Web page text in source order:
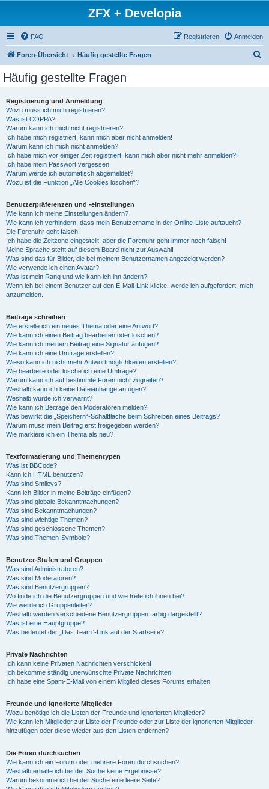
ZFX + Developia
FAQ Anmelden
Registrieren
Foren-Übersicht Häufig gestellte Fragen
Häufig gestellte Fragen
Registrierung und Anmeldung
Wozu muss ich mich registrieren?
Was ist COPPA?
Warum kann ich mich nicht registrieren?
Ich habe mich registriert, kann mich aber nicht anmelden!
Warum kann ich mich nicht anmelden?
Ich habe mich vor einiger Zeit registriert, kann mich aber nicht mehr anmelden?!
Ich habe mein Passwort vergessen!
Warum werde ich automatisch abgemeldet?
Wozu ist die Funktion „Alle Cookies löschen“?
Benutzerpräferenzen und -einstellungen
Wie kann ich meine Einstellungen ändern?
Wie kann ich verhindern, dass mein Benutzername in der Online-Liste auftaucht?
Die Forenuhr geht falsch!
Ich habe die Zeitzone eingestellt, aber die Forenuhr geht immer noch falsch!
Meine Sprache steht auf diesem Board nicht zur Auswahl!
Was sind das für Bilder, die bei meinem Benutzernamen angezeigt werden?
Wie verwende ich einen Avatar?
Was ist mein Rang und wie kann ich ihn ändern?
Wenn ich bei einem Benutzer auf den E-Mail-Link klicke, werde ich aufgefordert, mich
anzumelden.
Beiträge schreiben
Wie erstelle ich ein neues Thema oder eine Antwort?
Wie kann ich einen Beitrag bearbeiten oder löschen?
Wie kann ich meinem Beitrag eine Signatur anfügen?
Wie kann ich eine Umfrage erstellen?
Wieso kann ich nicht mehr Antwortmöglichkeiten erstellen?
Wie bearbeite oder lösche ich eine Umfrage?
Warum kann ich auf bestimmte Foren nicht zugreifen?
Weshalb kann ich keine Dateianhänge anfügen?
Weshalb wurde ich verwarnt?
Wie kann ich Beiträge den Moderatoren melden?
Was bewirkt die „Speichern“-Schaltfläche beim Schreiben eines Beitrags?
Warum muss mein Beitrag erst freigegeben werden?
Wie markiere ich ein Thema als neu?
Textformatierung und Thementypen
Was ist BBCode?
Kann ich HTML benutzen?
Was sind Smileys?
Kann ich Bilder in meine Beiträge einfügen?
Was sind globale Bekanntmachungen?
Was sind Bekanntmachungen?
Was sind wichtige Themen?
Was sind geschlossene Themen?
Was sind Themen-Symbole?
Benutzer-Stufen und Gruppen
Was sind Administratoren?
Was sind Moderatoren?
Was sind Benutzergruppen?
Wo finde ich die Benutzergruppen und wie trete ich ihnen bei?
Wie werde ich Gruppenleiter?
Weshalb werden verschiedene Benutzergruppen farbig dargestellt?
Was ist eine Hauptgruppe?
Was bedeutet der „Das Team“-Link auf der Startseite?
Private Nachrichten
Ich kann keine Privaten Nachrichten verschicken!
Ich bekomme ständig unerwünschte Private Nachrichten!
Ich habe eine Spam-E-Mail von einem Mitglied dieses Forums erhalten!
Freunde und ignorierte Mitglieder
Wozu benötige ich die Listen der Freunde und ignorierten Mitglieder?
Wie kann ich Mitglieder zur Liste der Freunde oder zur Liste der ignorierten Mitglieder
hinzufügen oder diese wieder aus den Listen entfernen?
Die Foren durchsuchen
Wie kann ich ein Forum oder mehrere Foren durchsuchen?
Weshalb erhalte ich bei der Suche keine Ergebnisse?
Warum bekomme ich bei der Suche eine leere Seite?